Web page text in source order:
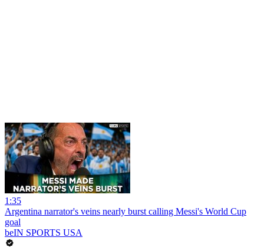
1:35
Argentina narrator's veins nearly burst calling Messi's World Cup
goal
beIN SPORTS USA